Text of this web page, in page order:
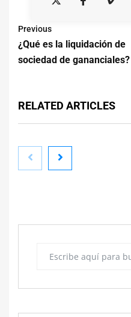
Previous
¿Qué es la liquidación de
sociedad de gananciales?
RELATED ARTICLES
reducir riesgos y